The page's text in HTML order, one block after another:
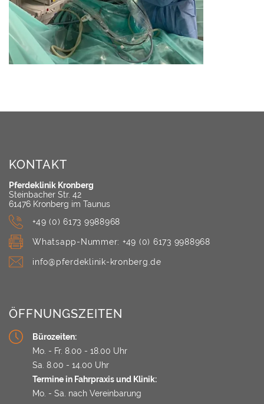
KONTAKT
Pferdeklinik Kronberg
Steinbacher Str. 42
61476 Kronberg im Taunus
+49 (0) 6173 9988968
Whatsapp-Nummer: +49 (0) 6173 9988968
info@pferdeklinik-kronberg.de
ÖFFNUNGSZEITEN
Bürozeiten:
Mo. - Fr. 8.00 - 18.00 Uhr
Sa. 8.00 - 14.00 Uhr
Termine in Fahrpraxis und Klinik:
Mo. - Sa. nach Vereinbarung